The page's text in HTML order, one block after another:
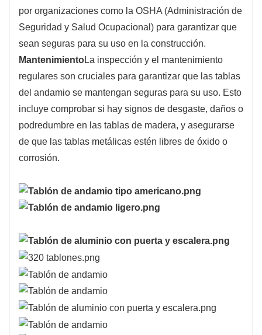
por organizaciones como la OSHA (Administración de
Seguridad y Salud Ocupacional) para garantizar que
sean seguras para su uso en la construcción.
MantenimientoLa inspección y el mantenimiento
regulares son cruciales para garantizar que las tablas
del andamio se mantengan seguras para su uso. Esto
incluye comprobar si hay signos de desgaste, daños o
podredumbre en las tablas de madera, y asegurarse
de que las tablas metálicas estén libres de óxido o
corrosión.